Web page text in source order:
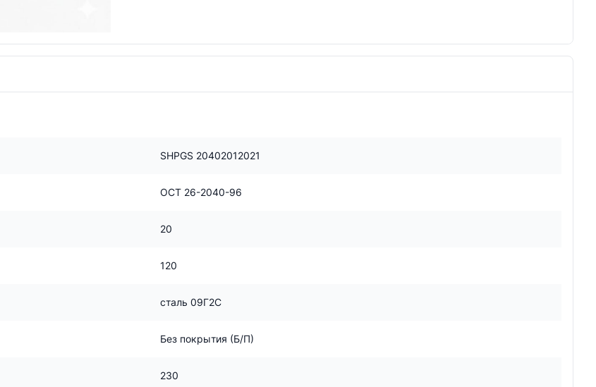
SHPGS 20402012021
ОСТ 26-2040-96
20
120
сталь 09Г2С
Без покрытия (Б/П)
230